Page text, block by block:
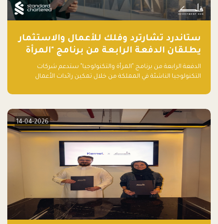
ستاندرد تشارترد وفلك للأعمال والاستثمار
يطلقان الدفعة الرابعة من برنامج "المرأة
والتكنولوجيا" لعام 2026 في المملكة
العربية السعودية
الدفعة الرابعة من برنامج "المرأة والتكنولوجيا" ستدعم شركات
التكنولوجيا الناشئة في المملكة من خلال تمكين رائدات الأعمال
14-04-2026